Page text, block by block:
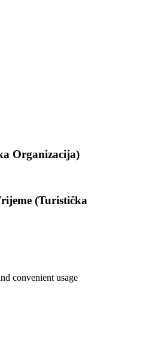
Organizacija)
(Turistička
convenient usage